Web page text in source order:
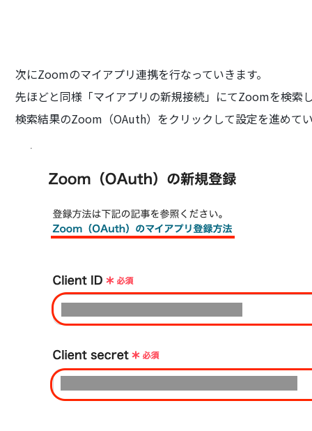
次にZoomのマイアプリ連携を行なっていきます。
先ほどと同様「マイアプリの新規接続」にてZoomを検索
検索結果のZoom（OAuth）をクリックして設定を進めて